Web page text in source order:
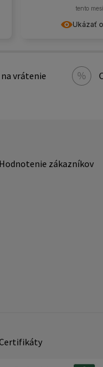
Ukázať
tento
na vrátenie
Hodnotenie zákazníkov